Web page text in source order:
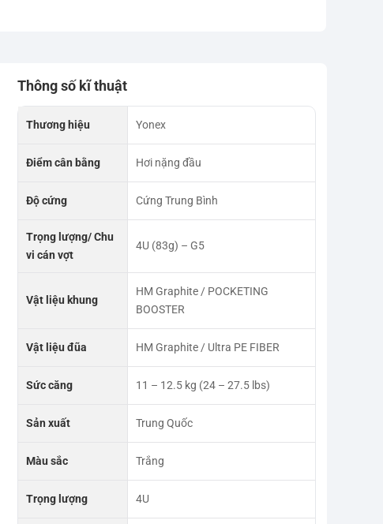
Thông số kĩ thuật
Thương hiệu Yonex
Điểm cân bằng Hơi nặng đầu
Độ cứng Cứng Trung Bình
Trọng lượng/ Chu
vi cán vợt
4U (83g) – G5
Vật liệu khung
HM Graphite / POCKETING
BOOSTER
Vật liệu đũa HM Graphite / Ultra PE FIBER
Sức căng 11 – 12.5 kg (24 – 27.5 lbs)
Sản xuất Trung Quốc
Màu sắc Trắng
Trọng lượng 4U